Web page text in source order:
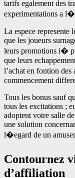
tarifs egalement des
experimentations a
La espece represente
que les joueurs
leurs promotions i�
que leurs
l’achat en fontion
commencement
Tous les bonus sauf
tous les excitations ;
adoptent votre salle
une solution
l�egard de un
Contournez
d’affiliation